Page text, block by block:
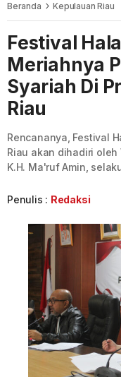
Beranda Kepulauan Riau
Festival
Meriahnya
Syariah Di
Riau
Rencananya, Festival
Riau akan dihadiri oleh
K.H. Ma'ruf Amin,
Penulis : Redaksi